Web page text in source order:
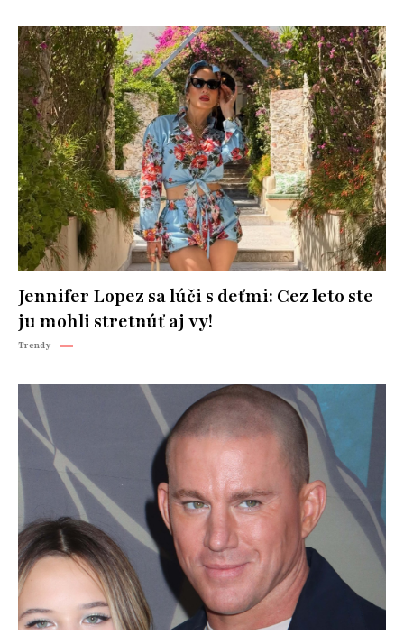
Jennifer Lopez sa lúči s deťmi: Cez leto ste
ju mohli stretnúť aj vy!
Trendy